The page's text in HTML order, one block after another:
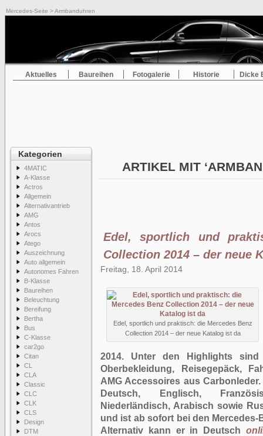
Mercedes-Seite > Armbanduhren
Aktuelles Baureihen Fotogalerie Historie Dicke
Kategorien
4MATIC
A-Klasse
Actros
Allgemein
Alternativantrieb
AMG
Antos
Arocs
Atego
Auszeichnung
Auto allgemein
Autonomes Fahren
B-Klasse
Baureihen
Beleuchtung
Bereifung
Bertha
Bus
C-Klasse
car2go
Citan
CL
CLA
Classic
CLC
CLK
CLS
Design
DTM
ARTIKEL MIT
Edel, sportlich und
Collection 2014 – der neue
Freitag, 18. April 2014
Edel, sportlich und praktisch: die Mercedes Benz
Collection 2014 – der neue Katalog ist da
2014. Unter den Highlights sind
Oberbekleidung, Reisegepäck,
AMG Accessoires aus
Deutsch, Englisch,
Niederländisch, Arabisch sowie
und ist ab sofort bei den
Alternativ kann er in Deutsch